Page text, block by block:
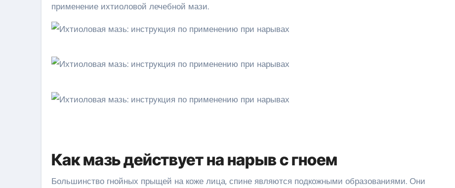
применение ихтиоловой лечебной мази.
Как мазь действует на нарыв с гноем
Большинство гнойных прыщей на коже лица, спине являются подкожными образованиями. Они